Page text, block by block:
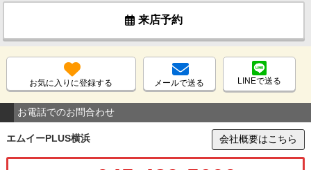
来店予約
お気に入りに登録する メールで送る LINEで送る
お電話でのお問合わせ
エムイーPLUS横浜 会社概要はこちら